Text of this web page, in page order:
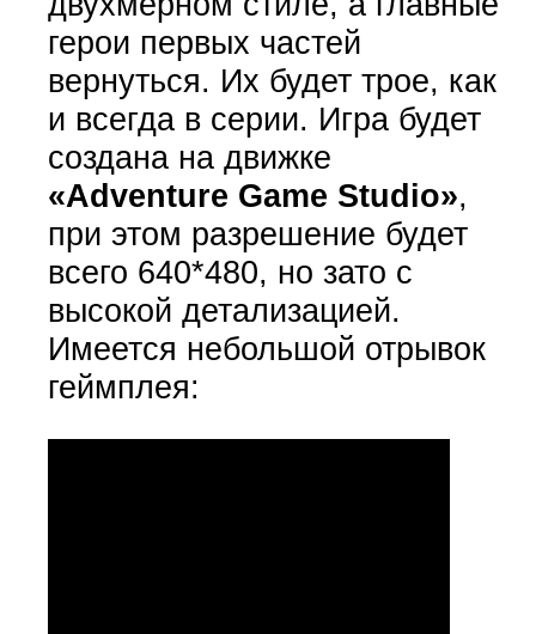
герои первых частей
вернуться. Их будет трое, как
и всегда в серии. Игра будет
создана на движке
«Adventure Game Studio»,
при этом разрешение будет
всего 640*480, но зато с
высокой детализацией.
Имеется небольшой отрывок
геймплея: